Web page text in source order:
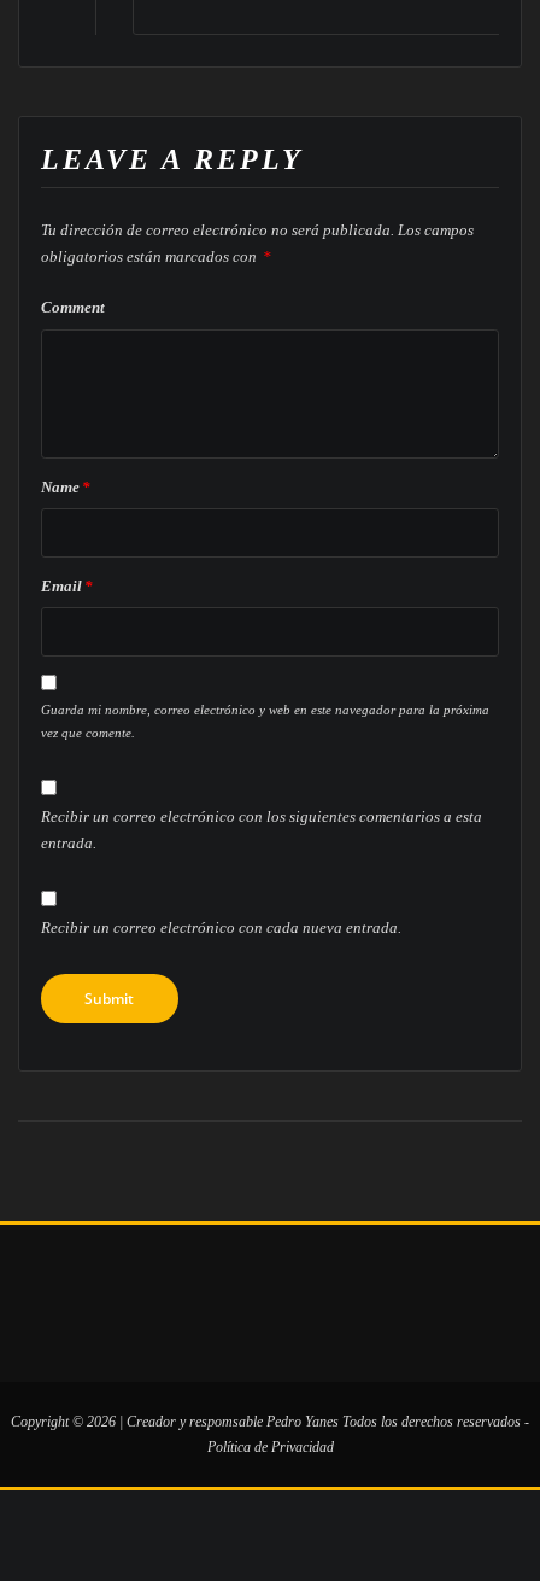
LEAVE A REPLY
Tu dirección de correo electrónico no será publicada. Los campos
obligatorios están marcados con *
Comment
Name *
Email *
Guarda mi nombre, correo electrónico y web en este navegador para la próxima
vez que comente.
Recibir un correo electrónico con los siguientes comentarios a esta
entrada.
Recibir un correo electrónico con cada nueva entrada.
Copyright © 2026 | Creador y respomsable Pedro Yanes Todos los derechos reservados -
Política de Privacidad